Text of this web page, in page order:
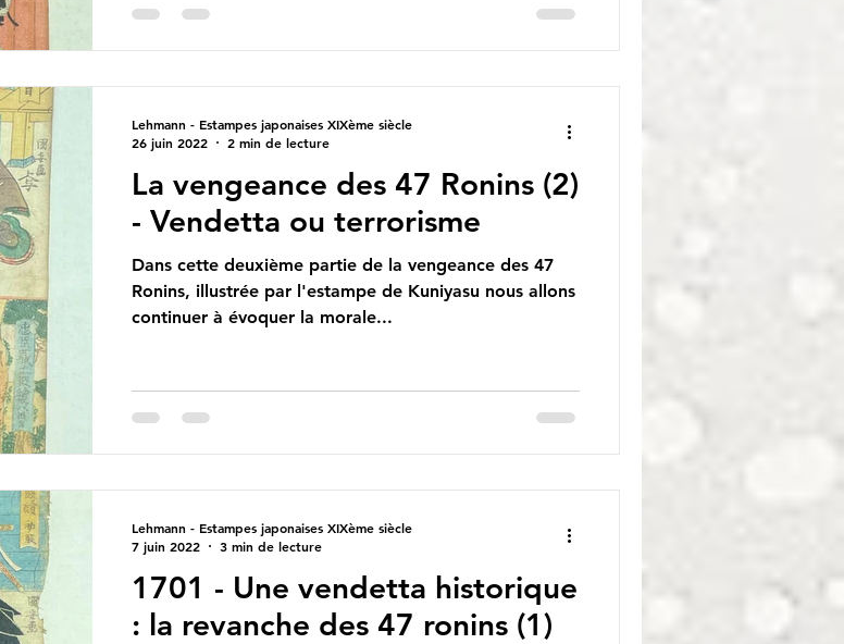
La vengeance des 47 Ronins (2)
- Vendetta ou terrorisme
Dans cette deuxième partie de la vengeance des 47
Ronins, illustrée par l'estampe de Kuniyasu nous allons
continuer à évoquer la morale...
Lehmann - Estampes japonaises XIXème siècle
26 juin 2022
2 min de lecture
1701 - Une vendetta historique
: la revanche des 47 ronins (1)
Lehmann - Estampes japonaises XIXème siècle
7 juin 2022
3 min de lecture